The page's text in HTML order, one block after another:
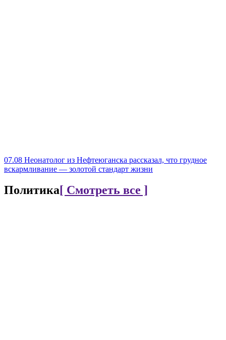
07.08 Неонатолог из Нефтеюганска рассказал, что грудное
вскармливание — золотой стандарт жизни
Политика[ Смотреть все ]